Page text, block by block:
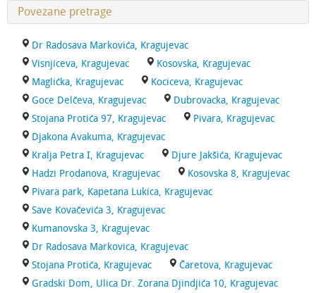
Povezane pretrage
Dr Radosava Markovića, Kragujevac
Visnjiceva, Kragujevac
Kosovska, Kragujevac
Maglićka, Kragujevac
Kociceva, Kragujevac
Goce Delčeva, Kragujevac
Dubrovacka, Kragujevac
Stojana Protića 97, Kragujevac
Pivara, Kragujevac
Djakona Avakuma, Kragujevac
Kralja Petra I, Kragujevac
Djure Jakšića, Kragujevac
Hadzi Prodanova, Kragujevac
Kosovska 8, Kragujevac
Pivara park, Kapetana Lukica, Kragujevac
Save Kovačevića 3, Kragujevac
Kumanovska 3, Kragujevac
Dr Radosava Markovica, Kragujevac
Stojana Protića, Kragujevac
Čaretova, Kragujevac
Gradski Dom, Ulica Dr. Zorana Djindjića 10, Kragujevac